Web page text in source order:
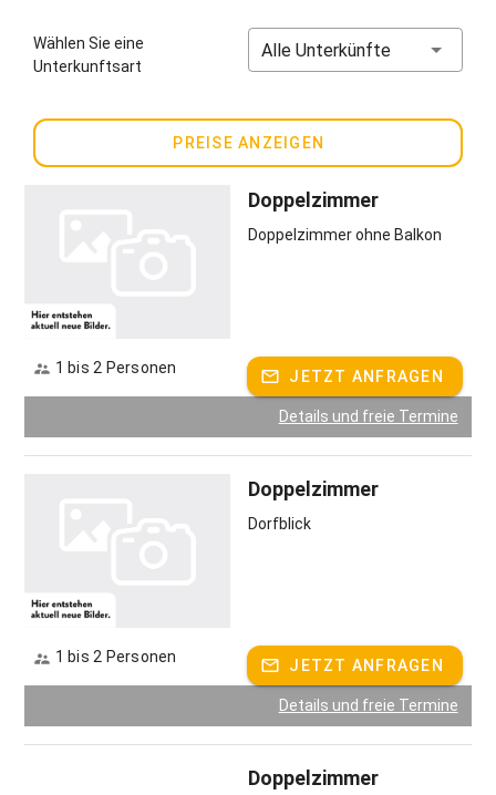
Preise für Kurzzeitaufenthalte unter 4 Nächte:
Übernachtung mit Früstück
Im Einzelzimmer, Du/WC, mit Balkon 40,00 €
Wählen Sie eine
Unterkunftsart
Alle Unterkünfte
PREISE ANZEIGEN
Doppelzimmer
Doppelzimmer ohne Balkon
1 bis 2 Personen JETZT ANFRAGEN
Details und freie Termine
Doppelzimmer
Dorfblick
1 bis 2 Personen JETZT ANFRAGEN
Details und freie Termine
Doppelzimmer